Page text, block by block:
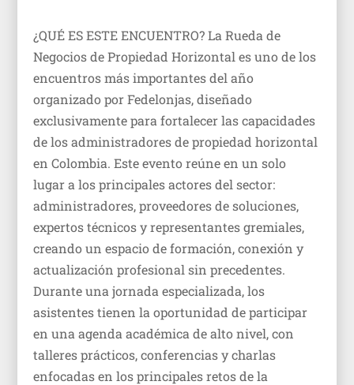
¿QUÉ ES ESTE ENCUENTRO? La Rueda de
Negocios de Propiedad Horizontal es uno de los
encuentros más importantes del año
organizado por Fedelonjas, diseñado
exclusivamente para fortalecer las capacidades
de los administradores de propiedad horizontal
en Colombia. Este evento reúne en un solo
lugar a los principales actores del sector:
administradores, proveedores de soluciones,
expertos técnicos y representantes gremiales,
creando un espacio de formación, conexión y
actualización profesional sin precedentes.
Durante una jornada especializada, los
asistentes tienen la oportunidad de participar
en una agenda académica de alto nivel, con
talleres prácticos, conferencias y charlas
enfocadas en los principales retos de la